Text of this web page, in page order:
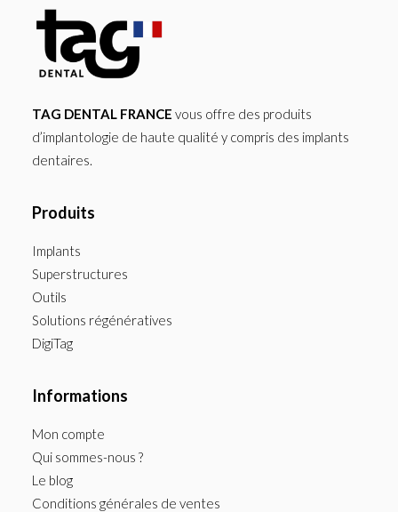
TAG DENTAL FRANCE vous offre des produits
d’implantologie de haute qualité y compris des implants
dentaires.
Produits
Implants
Superstructures
Outils
Solutions régénératives
DigiTag
Informations
Mon compte
Qui sommes-nous ?
Le blog
Conditions générales de ventes